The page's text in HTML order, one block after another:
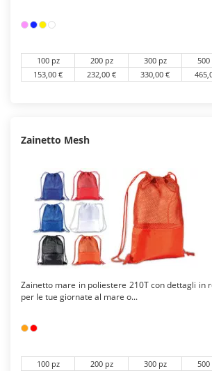
100 pz 200 pz 300 pz
153,00 €
232,00 € 330,00 €
Zainetto Mesh
Zainetto mare in poliestere 210T con dettagli in
per le tue giornate al mare o...
100 pz 200 pz 300 pz